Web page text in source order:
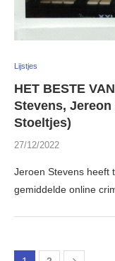
Lijstjes
HET BESTE
Stevens,
Stoeltjes)
27/12/2022
Jeroen Stevens heeft
gemiddelde online